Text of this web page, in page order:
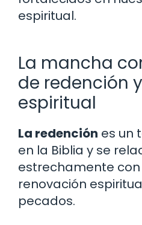
espiritual.
La mancha
de redención
espiritual
La redención es un
en la Biblia y se
estrechamente
renovación
pecados.